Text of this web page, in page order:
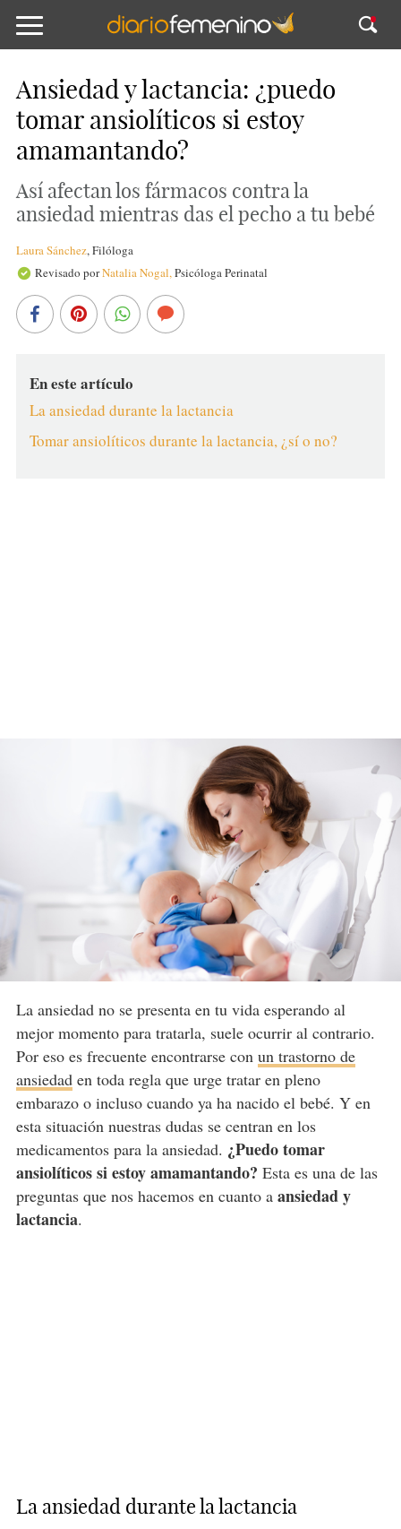
Ansiedad y lactancia: ¿puedo
tomar ansiolíticos si estoy
amamantando?
Así afectan los fármacos contra la
ansiedad mientras das el pecho a tu bebé
Laura Sánchez,Filóloga
Revisado porNatalia Nogal,Psicóloga Perinatal
En este artículo
La ansiedad durante la lactancia
Tomar ansiolíticos durante la lactancia, ¿sí o no?
La ansiedad no se presenta en tu vida esperando al
mejor momento para tratarla, suele ocurrir al contrario.
Por eso es frecuente encontrarse con un trastorno de
ansiedaden toda regla que urge tratar en pleno
embarazo o incluso cuando ya ha nacido el bebé. Y en
esta situación nuestras dudas se centran en los
medicamentos para la ansiedad. ¿Puedo tomar
ansiolíticos si estoy amamantando? Esta es una de las
preguntas que nos hacemos en cuanto a ansiedad y
lactancia.
La ansiedad durante la lactancia